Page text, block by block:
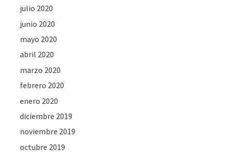
julio 2020
junio 2020
mayo 2020
abril 2020
marzo 2020
febrero 2020
enero 2020
diciembre 2019
noviembre 2019
octubre 2019